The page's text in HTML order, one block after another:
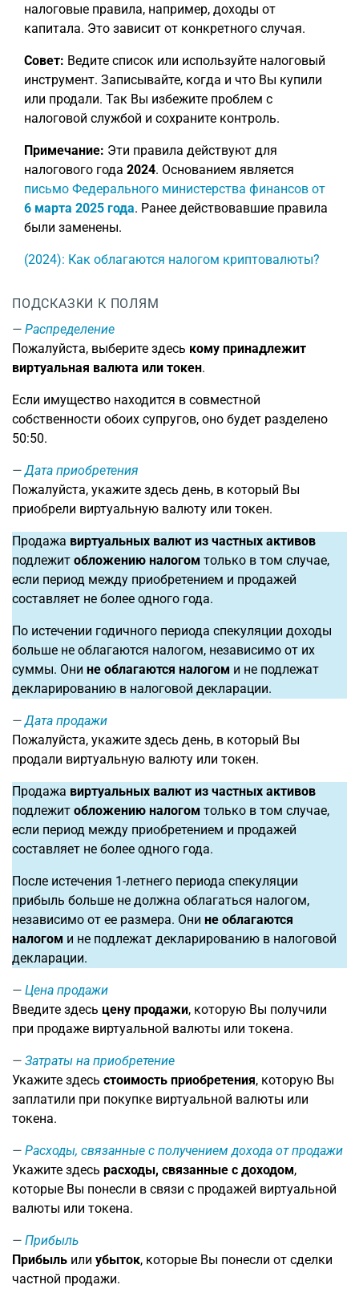
налоговые правила, например, доходы от
капитала. Это зависит от конкретного случая.
Совет: Ведите список или используйте налоговый
инструмент. Записывайте, когда и что Вы купили
или продали. Так Вы избежите проблем с
налоговой службой и сохраните контроль.
Примечание: Эти правила действуют для
налогового года 2024. Основанием является
письмо Федерального министерства финансов от
6 марта 2025 года. Ранее действовавшие правила
были заменены.
(2024): Как облагаются налогом криптовалюты?
ПОДСКАЗКИ К ПОЛЯМ
Распределение
Пожалуйста, выберите здесь кому принадлежит
виртуальная валюта или токен.
Если имущество находится в совместной
собственности обоих супругов, оно будет разделено
50:50.
Дата приобретения
Пожалуйста, укажите здесь день, в который Вы
приобрели виртуальную валюту или токен.
Продажа виртуальных валют из частных активов
подлежит обложению налогом только в том случае,
если период между приобретением и продажей
составляет не более одного года.
По истечении годичного периода спекуляции доходы
больше не облагаются налогом, независимо от их
суммы. Они не облагаются налогом и не подлежат
декларированию в налоговой декларации.
Дата продажи
Пожалуйста, укажите здесь день, в который Вы
продали виртуальную валюту или токен.
Продажа виртуальных валют из частных активов
подлежит обложению налогом только в том случае,
если период между приобретением и продажей
составляет не более одного года.
После истечения 1-летнего периода спекуляции
прибыль больше не должна облагаться налогом,
независимо от ее размера. Они не облагаются
налогом и не подлежат декларированию в налоговой
декларации.
Цена продажи
Введите здесь цену продажи, которую Вы получили
при продаже виртуальной валюты или токена.
Затраты на приобретение
Укажите здесь стоимость приобретения, которую Вы
заплатили при покупке виртуальной валюты или
токена.
Расходы, связанные с получением дохода от продажи
Укажите здесь расходы, связанные с доходом,
которые Вы понесли в связи с продажей виртуальной
валюты или токена.
Прибыль
Прибыль или убыток, которые Вы понесли от сделки
частной продажи.